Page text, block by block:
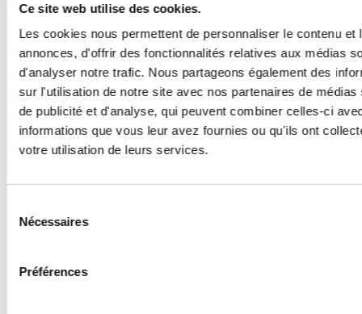
Ce site web utilise des cookies.
Les cookies nous permettent de personnaliser le contenu et
annonces, d'offrir des fonctionnalités relatives aux médias
d'analyser notre trafic. Nous partageons également des
sur l'utilisation de notre site avec nos partenaires de médias
de publicité et d'analyse, qui peuvent combiner celles-ci
informations que vous leur avez fournies ou qu'ils ont
votre utilisation de leurs services.
Nécessaires
Préférences
Produits transportés : Composants
aéronautiquesPrincipe d’utilisation : La remorque est
convoyée p...
Découvrir